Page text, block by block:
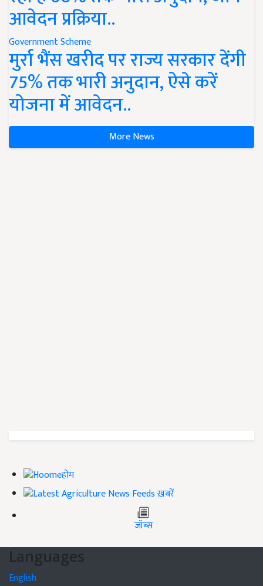
आवेदन प्रक्रिया..
Government Scheme
मुर्रा भैंस खरीद पर राज्य सरकार देंगी
75% तक भारी अनुदान, ऐसे करें
योजना में आवेदन..
More News
होम
ख़बरें
जॉब्स
Languages
English